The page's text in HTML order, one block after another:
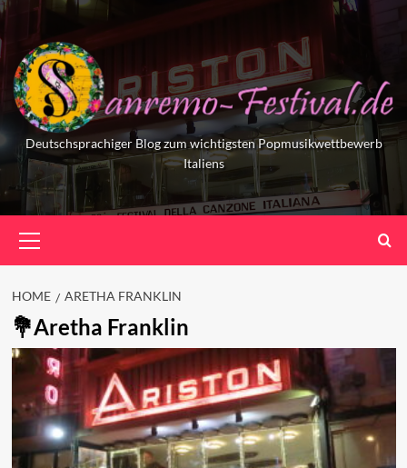
Skip
to
content
Deutschsprachiger Blog zum wichtigsten Popmusikwettbewerb
Italiens
Menu
HOME ARETHA FRANKLIN
Aretha Franklin